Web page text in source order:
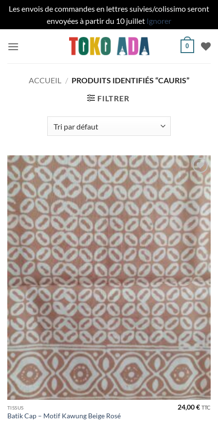
Les envois de commandes en lettres suivies/colissimo seront
envoyées à partir du 10 juillet Ignorer
0
ACCUEIL / PRODUITS IDENTIFIÉS “CAURIS”
FILTRER
Ajouter
à la liste
de
souhaits
TISSUS
Batik Cap – Motif Kawung Beige Rosé
24,00€ TTC